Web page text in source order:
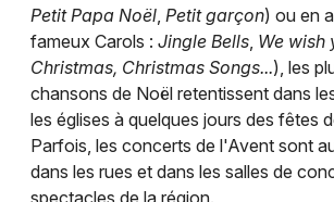
Petit Papa Noël, Petit garçon) ou en
fameux Carols : Jingle Bells, We wish
Christmas, Christmas Songs...), les
chansons de Noël retentissent dans
les églises à quelques jours des fêtes
Parfois, les concerts de l'Avent sont
dans les rues et dans les salles de